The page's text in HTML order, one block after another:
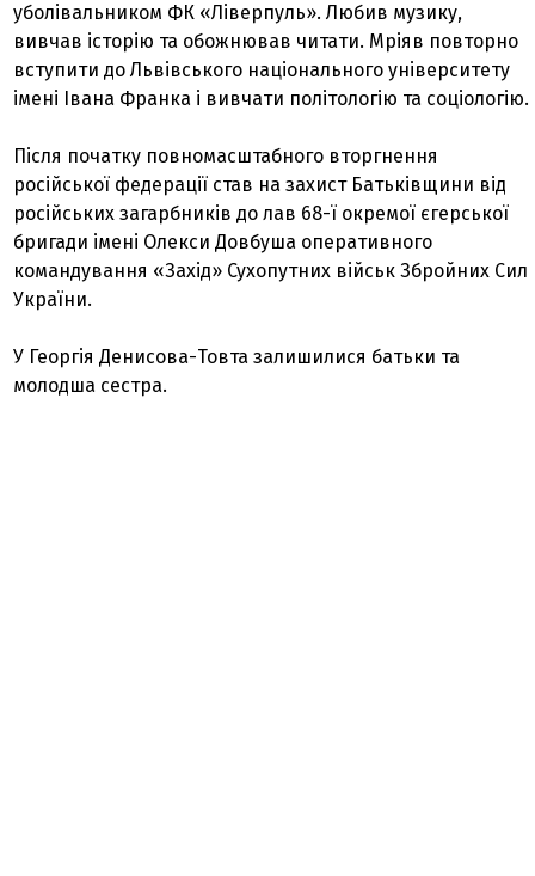
уболівальником ФК «Ліверпуль». Любив музику,
вивчав історію та обожнював читати. Мріяв повторно
вступити до Львівського національного університету
імені Івана Франка і вивчати політологію та соціологію.
Після початку повномасштабного вторгнення
російської федерації став на захист Батьківщини від
російських загарбників до лав 68-ї окремої єгерської
бригади імені Олекси Довбуша оперативного
командування «Захід» Сухопутних військ Збройних Сил
України.
У Георгія Денисова-Товта залишилися батьки та
молодша сестра.